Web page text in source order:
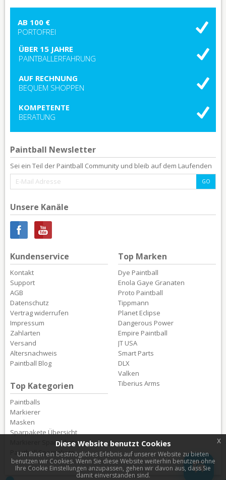
AB 100 €
PORTOFREI
ÜBER 15 JAHRE
PAINTBALLERFAHRUNG
AUF RECHNUNG
BEQUEM SHOPPEN
KOMPETENTE
BERATUNG
Paintball Newsletter
Sei ein Teil der Paintball Community und bleib auf dem Laufenden
Unsere Kanäle
Kundenservice
Kontakt
Support
AGB
Datenschutz
Vertrag widerrufen
Impressum
Zahlarten
Versand
Altersnachweis
Paintball Blog
Top Kategorien
Paintballs
Markierer
Masken
Sparpakete Übersicht
Markierer Sparpakete
Paintball Sparpakete
Top Marken
Dye Paintball
Enola Gaye Granaten
Proto Paintball
Tippmann
Planet Eclipse
Dangerous Power
Empire Paintball
JT USA
Smart Parts
DLX
Valken
Tiberius Arms
Diese Website benutzt Cookies
Um Ihnen ein bestmögliches Erlebnis auf unserer Website zu bieten
benutzen wir Cookies. Wenn Sie diese Website weiterhin benutzen ohne
Ihre Cookie Einstellungen anzupassen, gehen wir davon aus, dass Sie
damit einverstanden sind.
x